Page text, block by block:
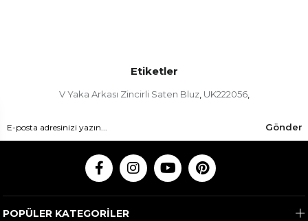
Etiketler
V Yaka Arkası Zincirli Saten Bluz, UK222056,
Gönder
POPÜLER KATEGORİLER